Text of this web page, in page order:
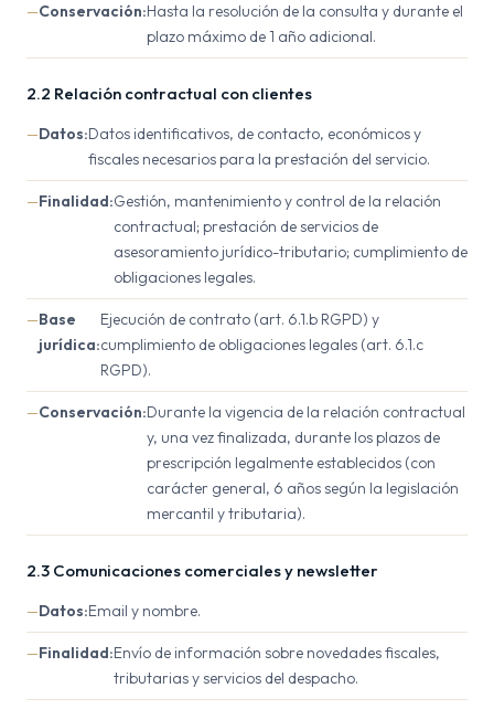
Conservación:Hasta la resolución de la consulta y durante el
plazo máximo de 1 año adicional.
2.2 Relación contractual con clientes
Datos:Datos identificativos, de contacto, económicos y
fiscales necesarios para la prestación del servicio.
Finalidad:Gestión, mantenimiento y control de la relación
contractual; prestación de servicios de
asesoramiento jurídico-tributario; cumplimiento de
obligaciones legales.
Base
jurídica:
Ejecución de contrato (art. 6.1.b RGPD) y
cumplimiento de obligaciones legales (art. 6.1.c
RGPD).
Conservación:Durante la vigencia de la relación contractual
y, una vez finalizada, durante los plazos de
prescripción legalmente establecidos (con
carácter general, 6 años según la legislación
mercantil y tributaria).
2.3 Comunicaciones comerciales y newsletter
Datos:Email y nombre.
Finalidad:Envío de información sobre novedades fiscales,
tributarias y servicios del despacho.